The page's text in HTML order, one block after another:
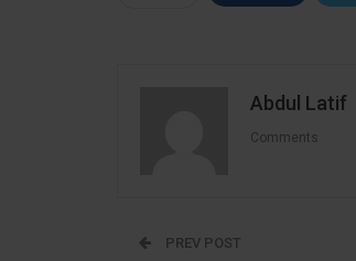
Abdul Latif
Comments
PREV POST